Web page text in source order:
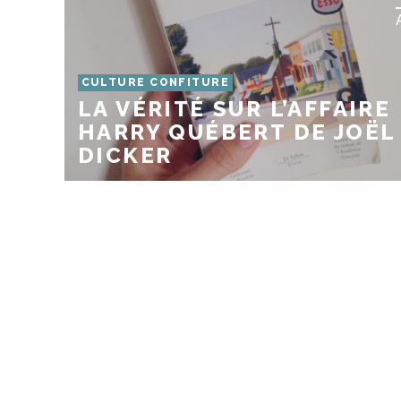
CULTURE CONFITURE
LA VÉRITÉ SUR L’AFFAIRE
HARRY QUÉBERT DE JOËL
DICKER